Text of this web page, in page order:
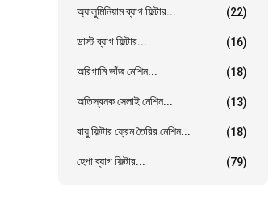
অ্যালুমিনিয়াম ব্যাগ ফিল্টার... (22)
ডাস্ট ব্যাগ ফিল্টার... (16)
অরিগামি ভাঁজ মেশিন... (18)
অতিস্বনক সেলাই মেশিন... (13)
বায়ু ফিল্টার ফ্রেম তৈরির মেশিন... (18)
হেপা ব্যাগ ফিল্টার... (79)